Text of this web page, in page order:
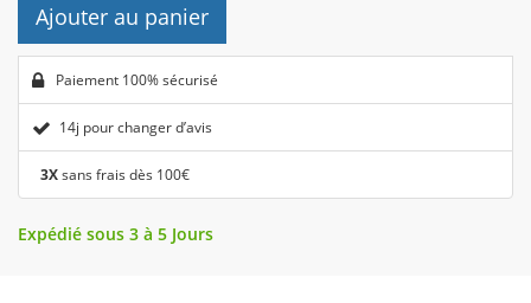
Ajouter au panier
Paiement 100% sécurisé
14j pour changer d’avis
3Xsans frais dès 100€
Expédié sous 3 à 5 Jours